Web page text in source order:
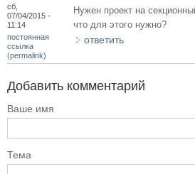
сб,
07/04/2015 -
11:14
постоянная
ссылка
(permalink)
Нужен проект на
что для этого нужно?
ответить
Добавить комментарий
Ваше имя
Тема